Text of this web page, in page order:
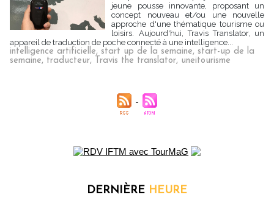
jeune pousse innovante, proposant un
concept nouveau et/ou une nouvelle
approche d'une thématique tourisme ou
loisirs. Aujourd'hui, Travis Translator, un
appareil de traduction de poche connecté à une intelligence...
intelligence artificielle, start up de la semaine, start-up de la
semaine, traducteur, Travis the translator, uneitourisme
DERNIÈRE HEURE